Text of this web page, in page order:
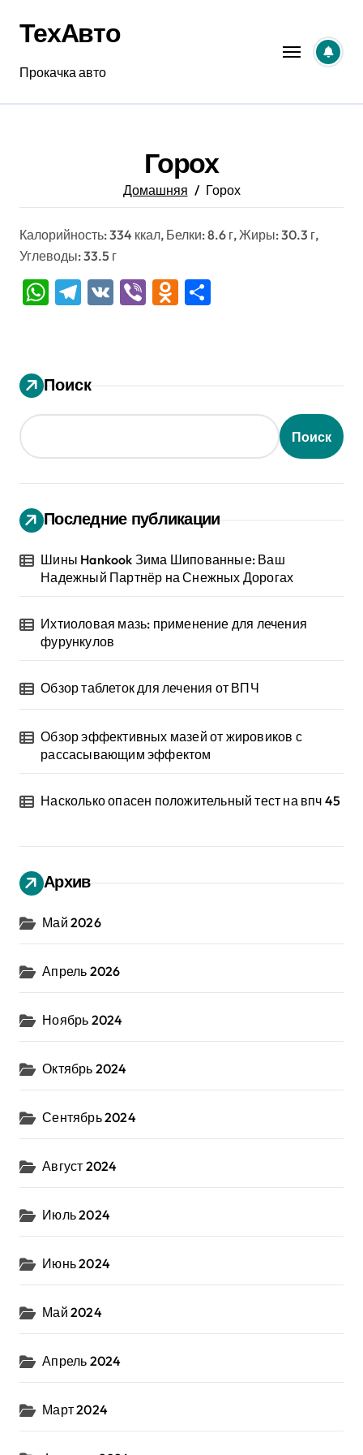
содержанию
ТехАвто
Прокачка авто
Горох
Домашняя Горох
Калорийность: 334 ккал, Белки: 8.6 г, Жиры: 30.3 г,
Углеводы: 33.5 г
WhatsApp
Telegram
VK ViberOdnoklassniki
Поиск
Поиск
Последние публикации
Шины Hankook Зима Шипованные: Ваш
Надежный Партнёр на Снежных Дорогах
Ихтиоловая мазь: применение для лечения
фурункулов
Обзор таблеток для лечения от ВПЧ
Обзор эффективных мазей от жировиков с
рассасывающим эффектом
Насколько опасен положительный тест на впч 45
Архив
Май 2026
Апрель 2026
Ноябрь 2024
Октябрь 2024
Сентябрь 2024
Август 2024
Июль 2024
Июнь 2024
Май 2024
Апрель 2024
Март 2024